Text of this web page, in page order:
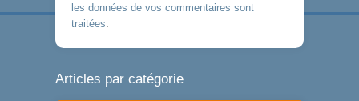
les données de vos commentaires sont
traitées
Articles par catégorie